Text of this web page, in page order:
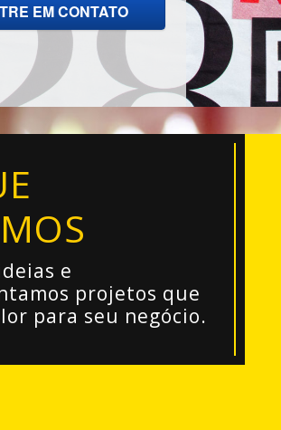
EM CONTATO
e
projetos que
para seu negócio.